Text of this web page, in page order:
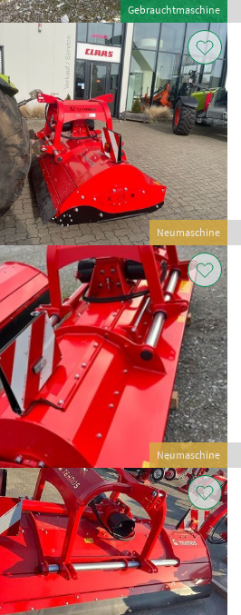
Gebrauchtmaschine
Neumaschine
Neumaschine